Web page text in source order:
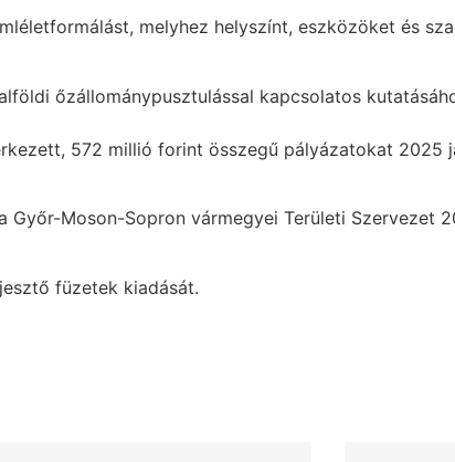
melyhez helyszínt, eszközöket és
őzállománypusztulással kapcsolatos
572 millió forint összegű pályázatokat 2025
Győr-Moson-Sopron vármegyei Területi Szervezet
füzetek kiadását.